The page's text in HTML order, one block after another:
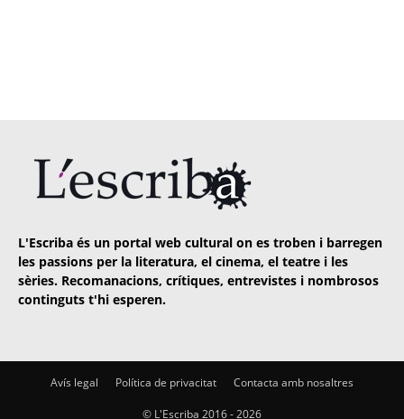
L'Escriba és un portal web cultural on es troben i barregen
les passions per la literatura, el cinema, el teatre i les
sèries. Recomanacions, crítiques, entrevistes i nombrosos
continguts t'hi esperen.
Avís legal Política de privacitat Contacta amb nosaltres
© L'Escriba 2016 -2026